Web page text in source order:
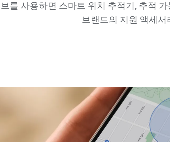
를 사용하면 스마트 위치 추적기, 추적
브랜드의 지원 액세